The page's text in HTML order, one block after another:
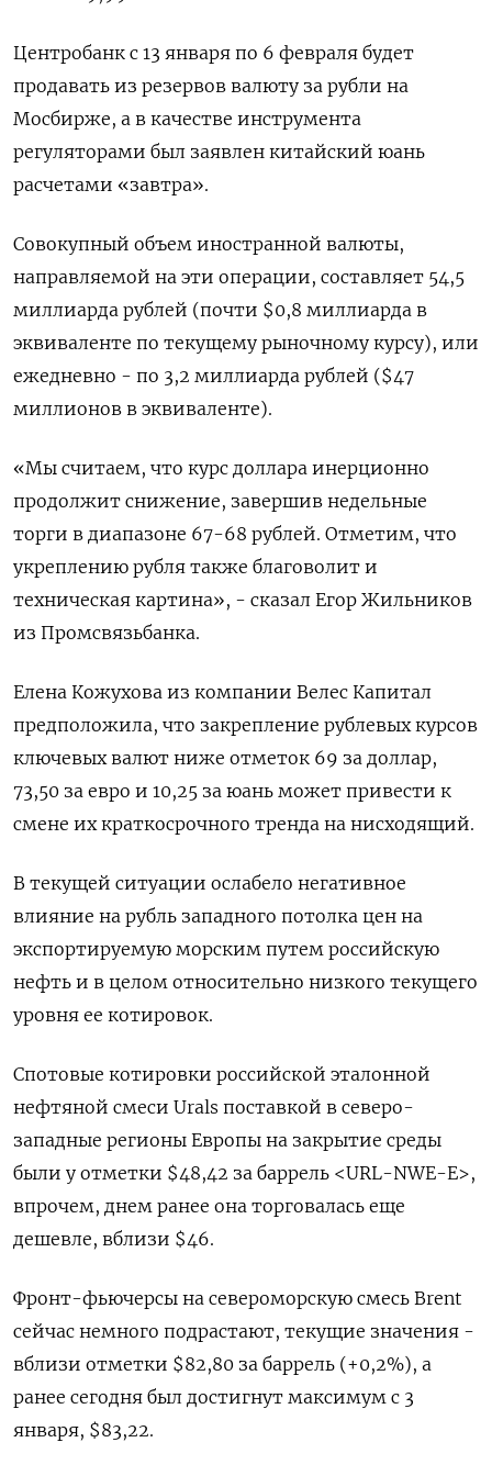
Центробанк с 13 января по 6 февраля будет
продавать из резервов валюту за рубли на
Мосбирже, а в качестве инструмента
регуляторами был заявлен китайский юань
расчетами «завтра».
Совокупный объем иностранной валюты,
направляемой на эти операции, составляет 54,5
миллиарда рублей (почти $0,8 миллиарда в
эквиваленте по текущему рыночному курсу), или
ежедневно - по 3,2 миллиарда рублей ($47
миллионов в эквиваленте).
«Мы считаем, что курс доллара инерционно
продолжит снижение, завершив недельные
торги в диапазоне 67-68 рублей. Отметим, что
укреплению рубля также благоволит и
техническая картина», - сказал Егор Жильников
из Промсвязьбанка.
Елена Кожухова из компании Велес Капитал
предположила, что закрепление рублевых курсов
ключевых валют ниже отметок 69 за доллар,
73,50 за евро и 10,25 за юань может привести к
смене их краткосрочного тренда на нисходящий.
В текущей ситуации ослабело негативное
влияние на рубль западного потолка цен на
экспортируемую морским путем российскую
нефть и в целом относительно низкого текущего
уровня ее котировок.
Спотовые котировки российской эталонной
нефтяной смеси Urals поставкой в северо-
западные регионы Европы на закрытие среды
были у отметки $48,42 за баррель <URL-NWE-E>,
впрочем, днем ранее она торговалась еще
дешевле, вблизи $46.
Фронт-фьючерсы на североморскую смесь Brent
сейчас немного подрастают, текущие значения -
вблизи отметки $82,80 за баррель (+0,2%), а
ранее сегодня был достигнут максимум с 3
января, $83,22.